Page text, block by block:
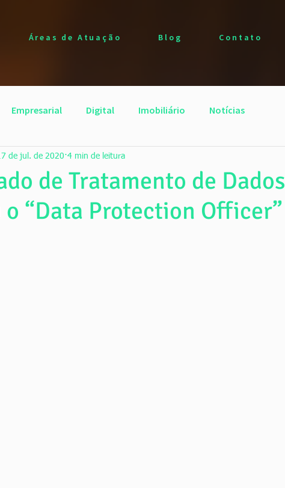
Áreas de Atuação Blog Contato
Empresarial Digital Imobiliário Notícias
de Tratamento de Dados
o “Data Protection Officer”
de jul. de 2020 4 min de leitura